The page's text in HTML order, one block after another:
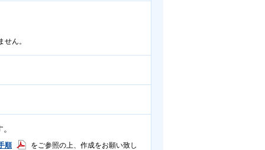
ん。
順
をご参照の上、作成をお願い致し